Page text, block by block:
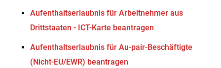
Aufenthaltserlaubnis für Arbeitnehmer aus
Drittstaaten - ICT-Karte beantragen
Aufenthaltserlaubnis für Au-pair-Beschäftigte
(Nicht-EU/EWR) beantragen